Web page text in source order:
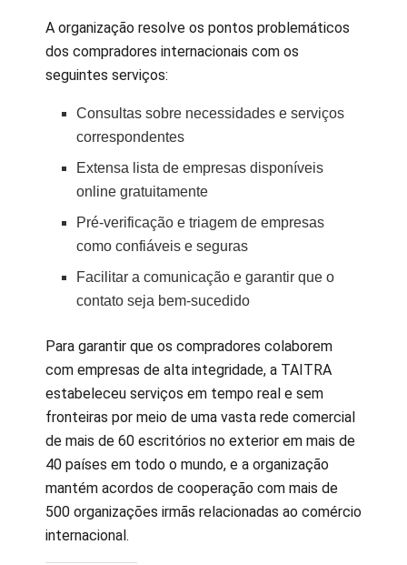
A organização resolve os pontos problemáticos
dos compradores internacionais com os
seguintes serviços:
Consultas sobre necessidades e serviços
correspondentes
Extensa lista de empresas disponíveis
online gratuitamente
Pré-verificação e triagem de empresas
como confiáveis e seguras
Facilitar a comunicação e garantir que o
contato seja bem-sucedido
Para garantir que os compradores colaborem
com empresas de alta integridade, a TAITRA
estabeleceu serviços em tempo real e sem
fronteiras por meio de uma vasta rede comercial
de mais de 60 escritórios no exterior em mais de
40 países em todo o mundo, e a organização
mantém acordos de cooperação com mais de
500 organizações irmãs relacionadas ao comércio
internacional.